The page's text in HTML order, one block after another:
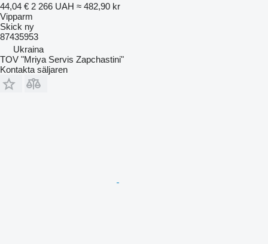
44,04 € 2 266 UAH ≈ 482,90 kr
Vipparm
Skick ny
87435953
Ukraina
TOV "Mriya Servis Zapchastini"
Kontakta säljaren